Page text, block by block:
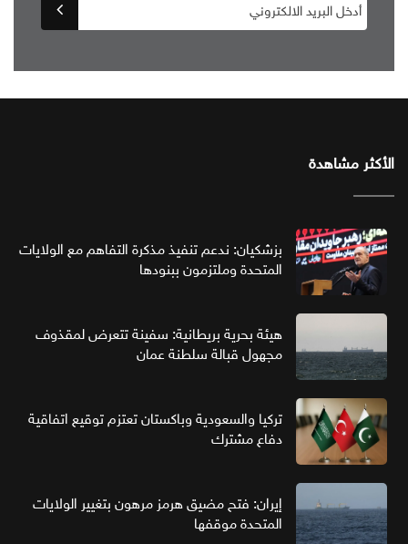
الأكثر مشاهدة
بزشكيان: ندعم تنفيذ مذكرة التفاهم مع الولايات
المتحدة وملتزمون ببنودها
هيئة بحرية بريطانية: سفينة تتعرض لمقذوف
مجهول قبالة سلطنة عمان
تركيا والسعودية وباكستان تعتزم توقيع اتفاقية
دفاع مشترك
إيران: فتح مضيق هرمز مرهون بتغيير الولايات
المتحدة موقفها